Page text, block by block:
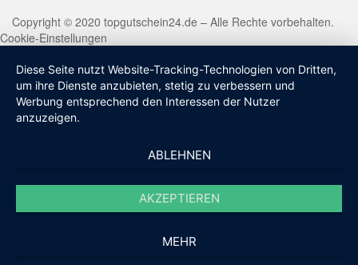
Copyright © 2020 topgutschein24.de – Alle Rechte vorbehalten.
Cookie-Einstellungen
Diese Seite nutzt Website-Tracking-Technologien von Dritten,
um ihre Dienste anzubieten, stetig zu verbessern und
Werbung entsprechend den Interessen der Nutzer
anzuzeigen.
ABLEHNEN
AKZEPTIEREN
MEHR